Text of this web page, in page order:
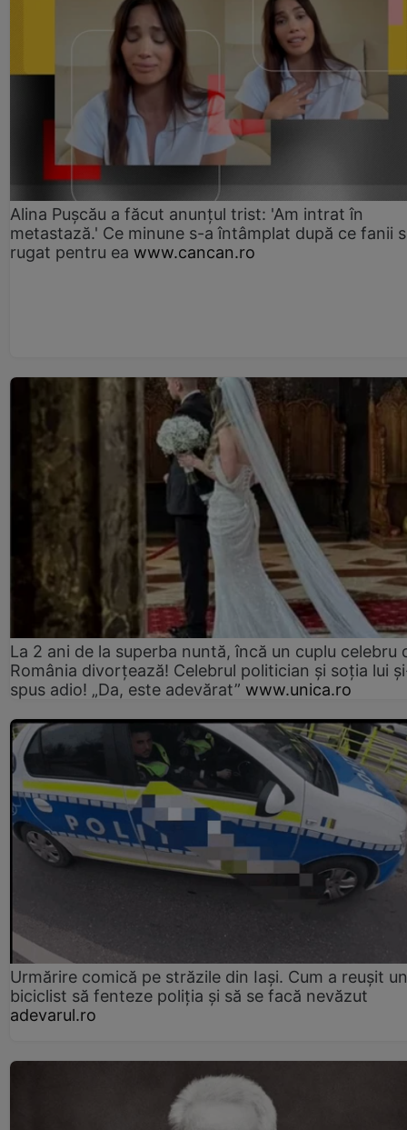
Alina Pușcău a făcut anunțul trist: 'Am intrat în
metastază.' Ce minune s-a întâmplat după ce fanii
rugat pentru ea www.cancan.ro
La 2 ani de la superba nuntă, încă un cuplu celebru
România divorțează! Celebrul politician și soția lui
spus adio! „Da, este adevărat” www.unica.ro
Urmărire comică pe străzile din Iași. Cum a reușit un
biciclist să fenteze poliția și să se facă nevăzut
adevarul.ro